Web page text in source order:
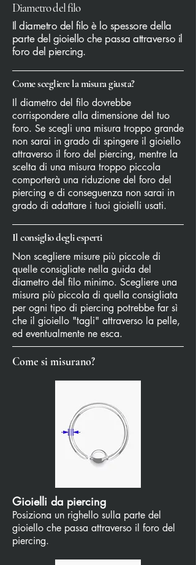
Diametro del filo
Il diametro del filo è lo spessore della
parte del gioiello che passa attraverso il
foro del piercing.
Come scegliere la misura giusta?
Il diametro del filo dovrebbe
corrispondere alla dimensione del tuo
foro. Se scegli una misura troppo grande
non sarai in grado di spingere il gioiello
attraverso il foro del piercing, mentre la
scelta di una misura troppo piccola
comporterà una riduzione del foro del
piercing e di conseguenza non sarai in
grado di adattare i tuoi gioielli usati.
Il consiglio degli esperti
Non scegliere misure più piccole di
quelle consigliate nella guida del
diametro del filo minimo. Scegliere una
misura più piccola di quella consigliata
per ogni tipo di piercing potrebbe far sì
che il gioiello "tagli" attraverso la pelle,
ed eventualmente ne esca.
Come si misurano?
Gioielli da piercing
Posiziona un righello sulla parte del
gioiello che passa attraverso il foro del
piercing.